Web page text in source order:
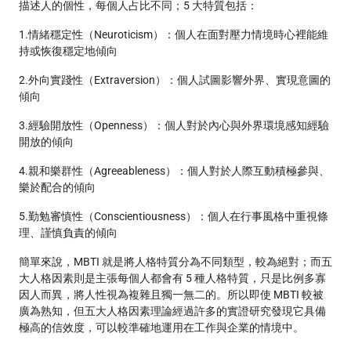
描述人的個性，每個人占比不同；5 大特質包括：
1.情緒穩定性（Neuroticism）：個人在面對壓力情境時心裡能維
持或恢復穩定地傾向
2.外向實踐性（Extraversion）：個人試圖影響外界、實現意圖的
傾向
3.經驗開放性（Openness）：個人對於內心與外界環境感知經驗
開放的傾向
4.親和樂群性（Agreeableness）：個人對於人際互動積極參與、
樂於配合的傾向
5.勤勉審慎性（Conscientiousness）：個人在行事風格中重視條
理、謹慎負責的傾向
簡單來說，MBTI 就是將人格特質分為不同類型，較為絕對；而五
大人格因素則是主張每個人都會有 5 種人格特質，只是比例多寡
因人而異，將人性視為複雜且獨一無二的。所以即使 MBTI 較被
廣為熟知，但五大人格因素理論經過許多的實證研究發現它具備
極高的信效度，可以較準確地運用在工作與企業的情境中。